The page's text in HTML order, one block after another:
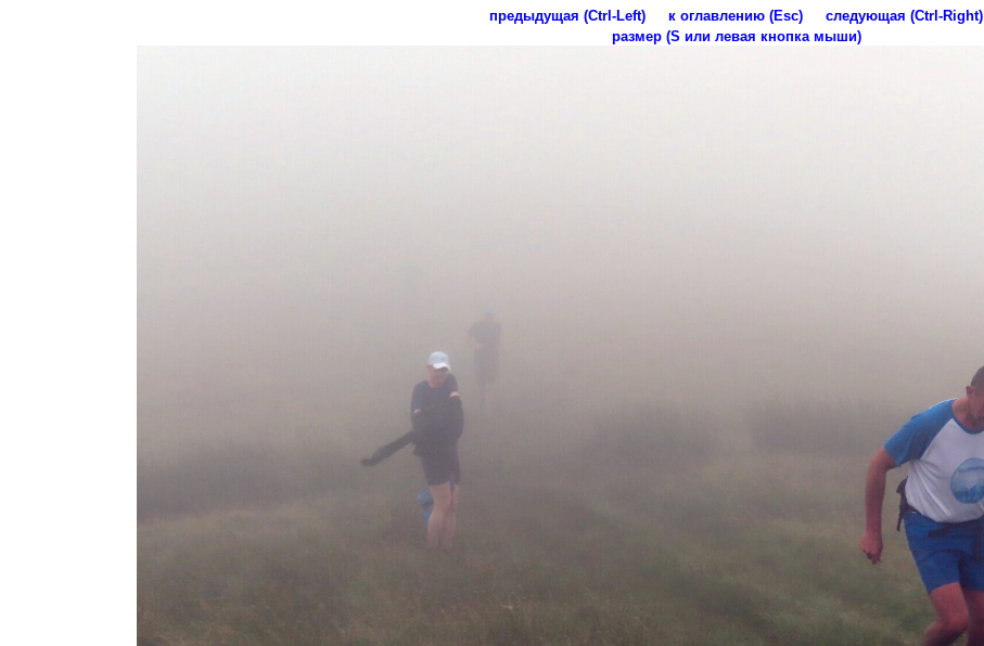
предыдущая (Ctrl-Left) к оглавлению (Esc)
следующая (Ctrl-Right)
размер (S или левая кнопка мыши)